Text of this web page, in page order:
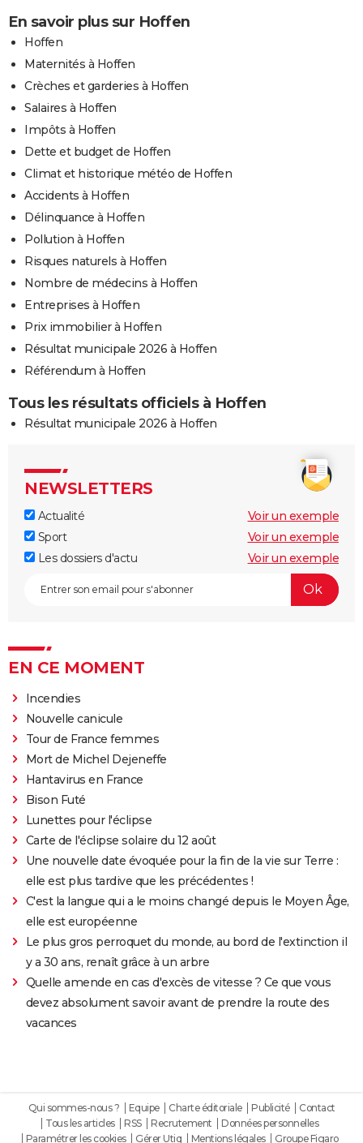
En savoir plus sur Hoffen
Hoffen
Maternités à Hoffen
Crèches et garderies à Hoffen
Salaires à Hoffen
Impôts à Hoffen
Dette et budget de Hoffen
Climat et historique météo de Hoffen
Accidents à Hoffen
Délinquance à Hoffen
Pollution à Hoffen
Risques naturels à Hoffen
Nombre de médecins à Hoffen
Entreprises à Hoffen
Prix immobilier à Hoffen
Résultat municipale 2026 à Hoffen
Référendum à Hoffen
Tous les résultats officiels à Hoffen
Résultat municipale 2026 à Hoffen
NEWSLETTERS
Actualité
Voir un exemple
Sport
Voir un exemple
Les dossiers d'actu
Voir un exemple
EN CE MOMENT
Incendies
Nouvelle canicule
Tour de France femmes
Mort de Michel Dejeneffe
Hantavirus en France
Bison Futé
Lunettes pour l'éclipse
Carte de l'éclipse solaire du 12 août
Une nouvelle date évoquée pour la fin de la vie sur Terre :
elle est plus tardive que les précédentes !
C'est la langue qui a le moins changé depuis le Moyen Âge,
elle est européenne
Le plus gros perroquet du monde, au bord de l'extinction il
y a 30 ans, renaît grâce à un arbre
Quelle amende en cas d'excès de vitesse ? Ce que vous
devez absolument savoir avant de prendre la route des
vacances
Qui sommes-nous ? Equipe Charte éditoriale Publicité
Contact
Tous les articles
RSS Recrutement
Données personnelles
Paramétrer les cookies
Gérer Utiq Mentions légales Groupe Figaro